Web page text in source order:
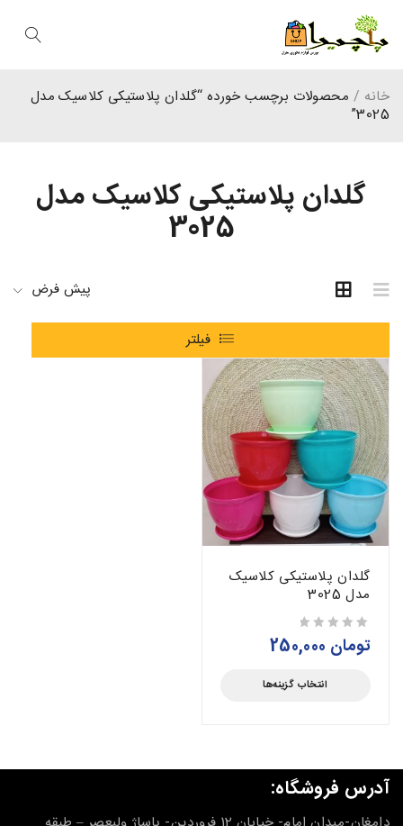
گلدان پلاستیکی کلاسیک مدل
3025
خانه / محصولات برچسب خورده “گلدان پلاستیکی کلاسیک مدل
3025”
پیش فرض
فیلتر
گلدان پلاستیکی کلاسیک
مدل 3025
تومان
انتخاب گزینه‌ها
آدرس فروشگاه: